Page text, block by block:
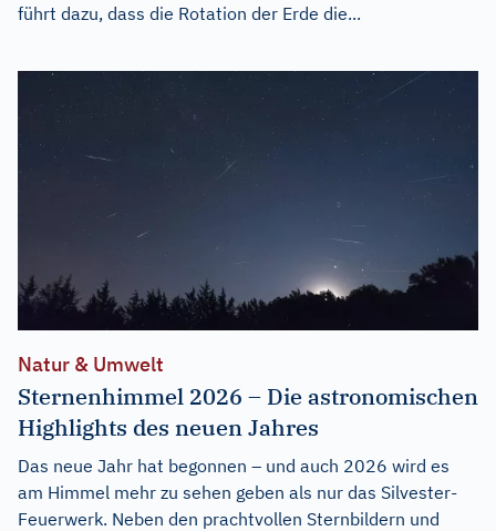
führt dazu, dass die Rotation der Erde die...
Natur & Umwelt
Sternenhimmel 2026 – Die astronomischen
Highlights des neuen Jahres
Das neue Jahr hat begonnen – und auch 2026 wird es
am Himmel mehr zu sehen geben als nur das Silvester-
Feuerwerk. Neben den prachtvollen Sternbildern und